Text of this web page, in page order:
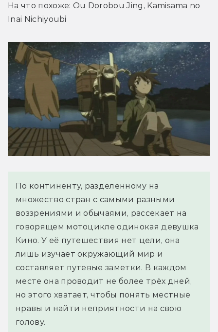
На что похоже: Ou Dorobou Jing, Kamisama no
Inai Nichiyoubi
По континенту, разделённому на
множество стран с самыми разными
воззрениями и обычаями, рассекает на
говорящем мотоцикле одинокая девушка
Кино. У её путешествия нет цели, она
лишь изучает окружающий мир и
составляет путевые заметки. В каждом
месте она проводит не более трёх дней,
но этого хватает, чтобы понять местные
нравы и найти неприятности на свою
голову.